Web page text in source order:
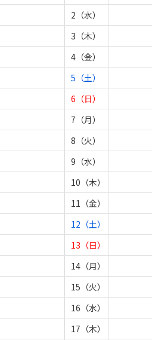
2（水）
3（木）
4（金）
5（土）
6（日）
7（月）
8（火）
9（水）
10（木）
11（金）
12（土）
13（日）
14（月）
15（火）
16（水）
17（木）